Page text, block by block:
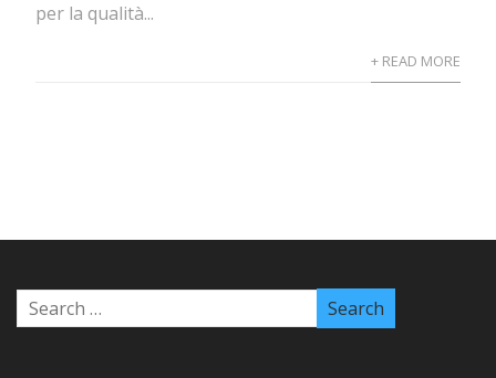
per la qualità...
+ READ MORE